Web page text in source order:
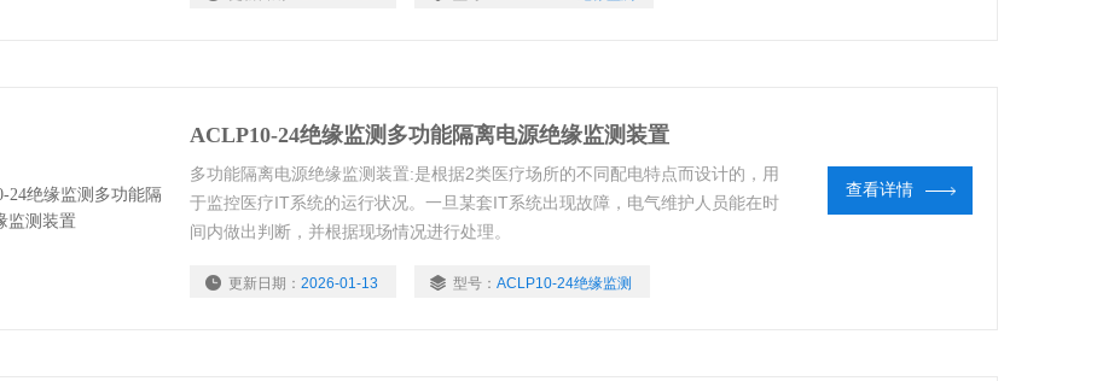
ACLP10-24绝缘监测多功能隔离电源绝缘监测装置
多功能隔离电源绝缘监测装置:是根据2类医疗场所的不同配电特点而设计的，用
于监控医疗IT系统的运行状况。一旦某套IT系统出现故障，电气维护人员能在时
间内做出判断，并根据现场情况进行处理。
更新日期： 2026-01-13 型号： ACLP10-24绝缘监测
查看详情